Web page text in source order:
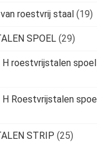
roestvrij staal (19)
SPOEL (29)
roestvrijstalen spoel
Roestvrijstalen spoel
STRIP (25)